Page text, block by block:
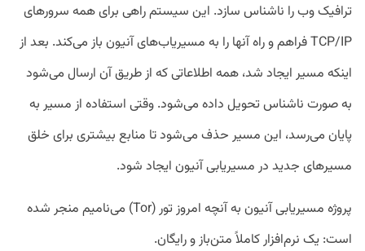
ترافیک وب را ناشناس سازد. این سیستم راهی برای همه سرورهای
TCP/IP فراهم و راه آنها را به مسیریاب‌های آنیون باز می‌کند. بعد از
اینکه مسیر ایجاد شد، همه اطلاعاتی که از طریق آن ارسال می‌شود
به ‌صورت ناشناس تحویل داده می‌شود. وقتی استفاده از مسیر به
پایان می‌رسد، این مسیر حذف می‌شود تا منابع بیشتری برای خلق
مسیرهای جدید در مسیریابی آنیون ایجاد شود.
پروژه مسیریابی آنیون به آنچه امروز تور (Tor) می‌نامیم منجر شده
است: یک نرم‌افزار کاملاً متن‌باز و رایگان.